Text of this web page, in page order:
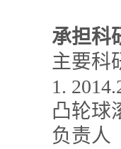
承担科
主要科
1.
凸轮球
负责人